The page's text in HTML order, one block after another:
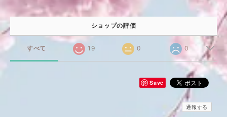
ショップの評価
すべて 19 0 0
Save
通報する